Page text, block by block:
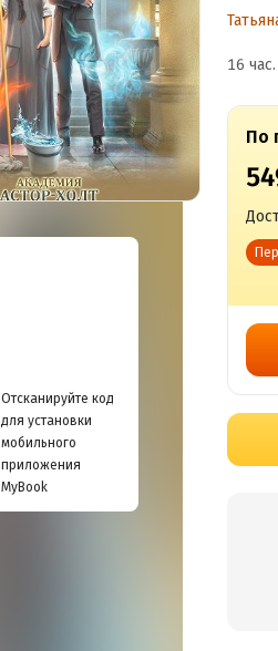
Отсканируйте код
для установки
мобильного
приложения
MyBook
16
По